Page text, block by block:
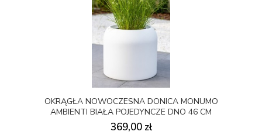
OKRĄGŁA NOWOCZESNA DONICA MONUMO
AMBIENTI BIAŁA POJEDYNCZE DNO 46 CM
369,00 zł